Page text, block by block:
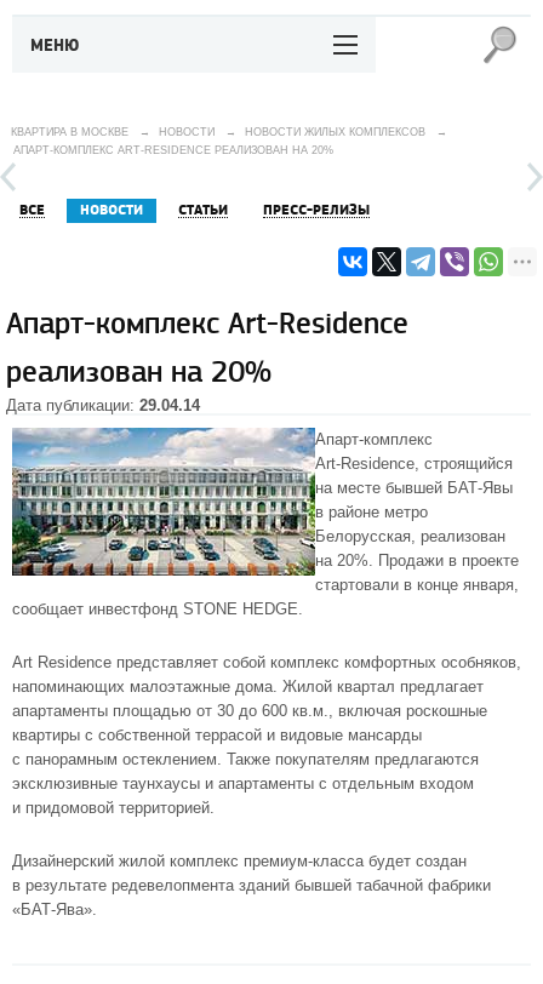
МЕНЮ
КВАРТИРА В МОСКВЕ → НОВОСТИ → НОВОСТИ ЖИЛЫХ КОМПЛЕКСОВ
→
АПАРТ-КОМПЛЕКС ART-RESIDENCE РЕАЛИЗОВАН НА 20%
ВСЕ НОВОСТИ СТАТЬИ ПРЕСС-РЕЛИЗЫ
Апарт-комплекс Art-Residence
реализован на 20%
Дата публикации: 29.04.14
Апарт-комплекс
Art-Residence, строящийся
на месте бывшей БАТ-Явы
в районе метро
Белорусская, реализован
на 20%. Продажи в проекте
стартовали в конце января,
сообщает инвестфонд STONE HEDGE.
Art Residence представляет собой комплекс комфортных особняков,
напоминающих малоэтажные дома. Жилой квартал предлагает
апартаменты площадью от 30 до 600 кв.м., включая роскошные
квартиры с собственной террасой и видовые мансарды
с панорамным остеклением. Также покупателям предлагаются
эксклюзивные таунхаусы и апартаменты с отдельным входом
и придомовой территорией.
Дизайнерский жилой комплекс премиум-классабудет создан
в результате редевелопмента зданий бывшей табачной фабрики
«БАТ-Ява».